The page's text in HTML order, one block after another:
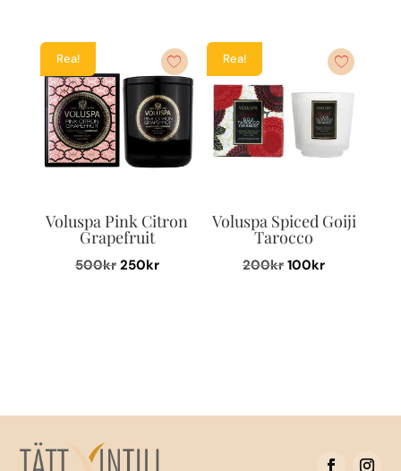
Rea!
Voluspa Pink Citron
Grapefruit
500kr Det
250krDet
Rea!
Voluspa Spiced Goiji
Tarocco
200kr Det
100krDet